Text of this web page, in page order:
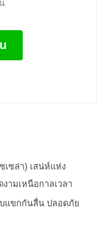
เซล่า) เสน่ห์แห่ง
ามเหนือกาลเวลา
แขกกันลื่น ปลอดภัย